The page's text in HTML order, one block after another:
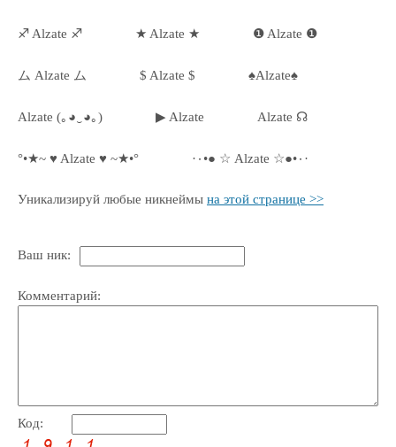
♐ Alzate ♐ ★ Alzate ★ ❶ Alzate ❶
ム Alzate ム $ Alzate $ ♠Alzate♠
Alzate (｡◕‿◕｡) ▶ Alzate Alzate ☊
°•★~ ♥ Alzate ♥ ~★•° ·٠•● ☆ Alzate ☆●•٠·
Уникализируй любые никнеймы на этой странице >>
Ваш ник:
Комментарий:
Код: